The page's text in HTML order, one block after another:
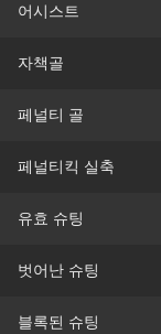
어시스트
자책골
페널티 골
페널티킥 실축
유효 슈팅
벗어난 슈팅
블록된 슈팅